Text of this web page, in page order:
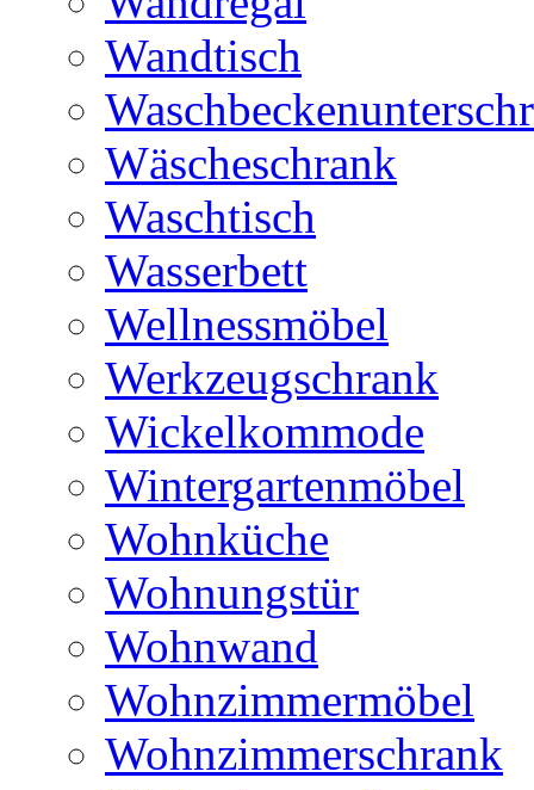
Wandtisch
Wäscheschrank
Waschtisch
Wasserbett
Wellnessmöbel
Werkzeugschrank
Wickelkommode
Wintergartenmöbel
Wohnküche
Wohnungstür
Wohnwand
Wohnzimmermöbel
Wohnzimmerschrank